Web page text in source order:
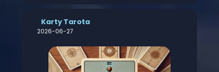
Karty Tarota
2026-06-27